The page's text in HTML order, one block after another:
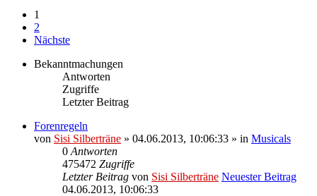
1
2
Nächste
Bekanntmachungen
Antworten
Zugriffe
Letzter Beitrag
Forenregeln
von Sisi Silberträne » 04.06.2013, 10:06:33 » in Musicals
0 Antworten
475472 Zugriffe
Letzter Beitrag von Sisi Silberträne Neuester Beitrag
04.06.2013, 10:06:33